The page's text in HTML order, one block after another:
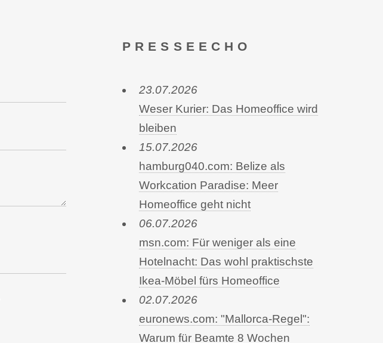
PRESSEECHO
23.07.2026
Weser Kurier: Das Homeoffice wird
bleiben
15.07.2026
hamburg040.com: Belize als
Workcation Paradise: Meer
Homeoffice geht nicht
06.07.2026
msn.com: Für weniger als eine
Hotelnacht: Das wohl praktischste
Ikea-Möbel fürs Homeoffice
02.07.2026
euronews.com: "Mallorca-Regel":
Warum für Beamte 8 Wochen